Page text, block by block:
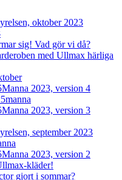
oktober 2023
sig! Vad gör vi då?
med Ullmax härliga
2023, version 4
2023, version 3
september 2023
2023, version 2
kläder!
gjort i sommar?